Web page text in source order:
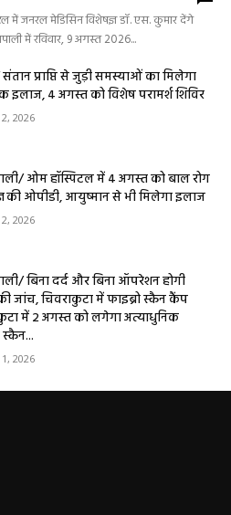
में जनरल मेडिसिन विशेषज्ञ डॉ. एस. कुमार देंगे
में रविवार, 9 अगस्त 2026...
प्राप्ति से जुड़ी समस्याओं का मिलेगा
इलाज, 4 अगस्त को विशेष परामर्श शिविर
2026
ओम हॉस्पिटल में 4 अगस्त को बाल रोग
की ओपीडी, आयुष्मान से भी मिलेगा इलाज
2026
बिना दर्द और बिना ऑपरेशन होगी
जांच, चिवराकुटा में फाइब्रो स्कैन कैंप
में 2 अगस्त को लगेगा अत्याधुनिक
स्कैन...
2026